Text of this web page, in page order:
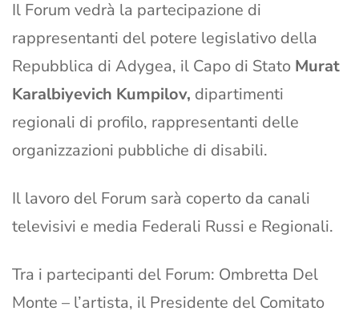
Il Forum vedrà la partecipazione di
rappresentanti del potere legislativo della
Repubblica di Adygea, il Capo di Stato Murat
Karalbiyevich Kumpilov, dipartimenti
regionali di profilo, rappresentanti delle
organizzazioni pubbliche di disabili.
Il lavoro del Forum sarà coperto da canali
televisivi e media Federali Russi e Regionali.
Tra i partecipanti del Forum: Ombretta Del
Monte – l’artista, il Presidente del Comitato